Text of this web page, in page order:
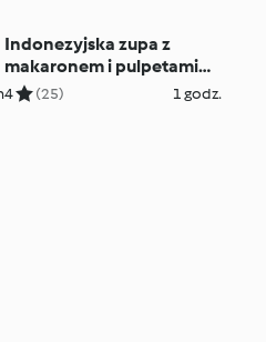
Indonezyjska zupa z
makaronem i pulpetami
(Mie Bakso)
4 (25) 1 godz.